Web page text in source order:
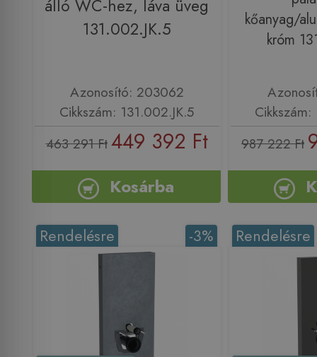
álló WC-hez, láva üveg
131.002.JK.5
Azonosító: 203062
Cikkszám: 131.002.JK.5
463 291 Ft 449 392 Ft
Kosárba
kőanyag/
króm
987 222 Ft
-3%
Rendelésre Rendelésre